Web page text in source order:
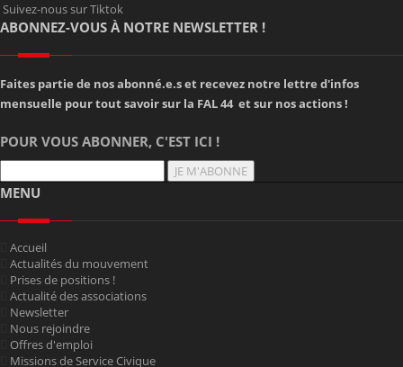
Suivez-nous sur Tiktok
ABONNEZ-VOUS À NOTRE NEWSLETTER !
Faites partie de nos abonné.e.s et recevez notre lettre d'infos
mensuelle pour tout savoir sur la FAL 44 et sur nos actions !
POUR VOUS ABONNER, C'EST ICI !
JE M'ABONNE
MENU
Accueil
Actualités du mouvement
Prises de positions !
Actualité des associations
Newsletter
Nous rejoindre
Offres d'emploi
Missions de Service Civique